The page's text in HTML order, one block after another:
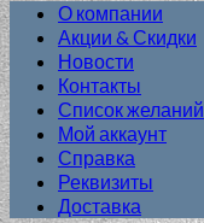
О компании
Акции & Скидки
Новости
Контакты
Список желаний
Мой аккаунт
Справка
Реквизиты
Доставка